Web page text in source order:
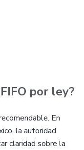
por ley?
En
la autoridad
claridad sobre la